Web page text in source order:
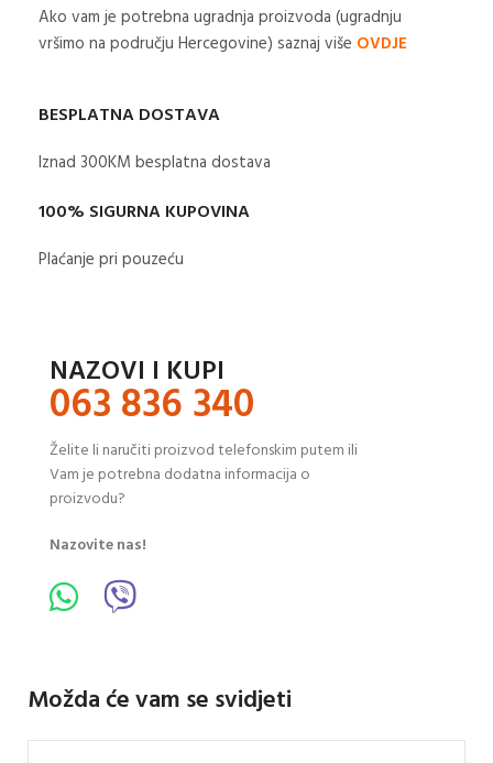
Ako vam je potrebna ugradnja proizvoda (ugradnju
vršimo na području Hercegovine) saznaj više OVDJE
BESPLATNA DOSTAVA
Iznad 300KM besplatna dostava​
100% SIGURNA KUPOVINA
Plaćanje pri pouzeću
NAZOVI I KUPI
063 836 340
Želite li naručiti proizvod telefonskim putem ili
Vam je potrebna dodatna informacija o
proizvodu?
Nazovite nas!
Možda će vam se svidjeti